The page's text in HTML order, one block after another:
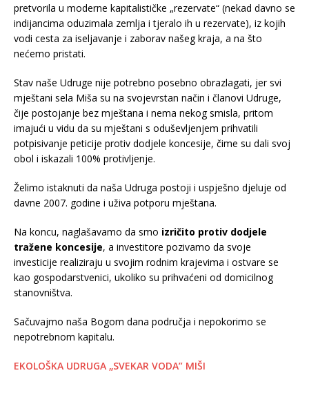
pretvorila u moderne kapitalističke „rezervate“ (nekad davno se
indijancima oduzimala zemlja i tjeralo ih u rezervate), iz kojih
vodi cesta za iseljavanje i zaborav našeg kraja, a na što
nećemo pristati.
Stav naše Udruge nije potrebno posebno obrazlagati, jer svi
mještani sela Miša su na svojevrstan način i članovi Udruge,
čije postojanje bez mještana i nema nekog smisla, pritom
imajući u vidu da su mještani s oduševljenjem prihvatili
potpisivanje peticije protiv dodjele koncesije, čime su dali svoj
obol i iskazali 100% protivljenje.
Želimo istaknuti da naša Udruga postoji i uspješno djeluje od
davne 2007. godine i uživa potporu mještana.
Na koncu, naglašavamo da smo izričito protiv dodjele
tražene koncesije, a investitore pozivamo da svoje
investicije realiziraju u svojim rodnim krajevima i ostvare se
kao gospodarstvenici, ukoliko su prihvaćeni od domicilnog
stanovništva.
Sačuvajmo naša Bogom dana područja i nepokorimo se
nepotrebnom kapitalu.
EKOLOŠKA UDRUGA „SVEKAR VODA” MIŠI